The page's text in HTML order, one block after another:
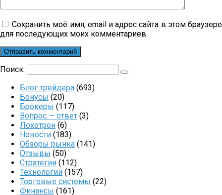
Сохранить моё имя, email и адрес сайта в этом браузере
для последующих моих комментариев.
Поиск:
Блог трейдера (693)
Бонусы (20)
Брокеры (117)
Вопрос — ответ (3)
Лохотрон (6)
Новости (183)
Обзоры рынка (141)
Отзывы (50)
Стратегии (112)
Технологии (157)
Торговые системы (22)
Финансы (161)